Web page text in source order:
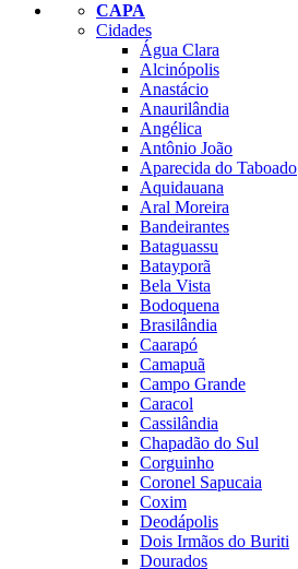
CAPA
Cidades
Água Clara
Alcinópolis
Anastácio
Anaurilândia
Angélica
Antônio João
Aparecida do Taboado
Aquidauana
Aral Moreira
Bandeirantes
Bataguassu
Batayporã
Bela Vista
Bodoquena
Brasilândia
Caarapó
Camapuã
Campo Grande
Caracol
Cassilândia
Chapadão do Sul
Corguinho
Coronel Sapucaia
Coxim
Deodápolis
Dois Irmãos do Buriti
Dourados